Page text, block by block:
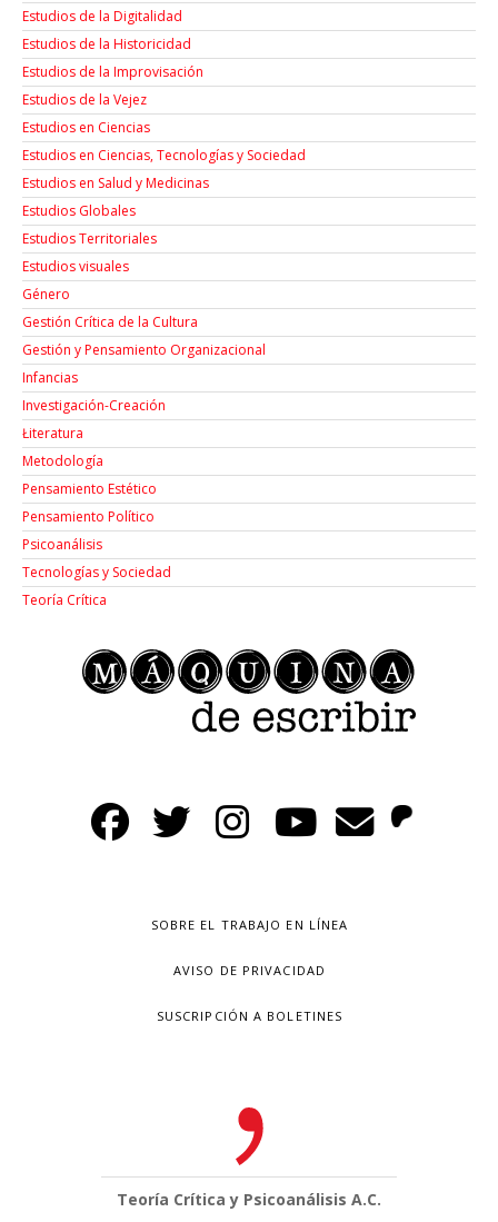
Estudios de la Digitalidad
Estudios de la Historicidad
Estudios de la Improvisación
Estudios de la Vejez
Estudios en Ciencias
Estudios en Ciencias, Tecnologías y Sociedad
Estudios en Salud y Medicinas
Estudios Globales
Estudios Territoriales
Estudios visuales
Género
Gestión Crítica de la Cultura
Gestión y Pensamiento Organizacional
Infancias
Investigación-Creación
Łiteratura
Metodología
Pensamiento Estético
Pensamiento Político
Psicoanálisis
Tecnologías y Sociedad
Teoría Crítica
SOBRE EL TRABAJO EN LÍNEA
AVISO DE PRIVACIDAD
SUSCRIPCIÓN A BOLETINES
Teoría Crítica y Psicoanálisis A.C.